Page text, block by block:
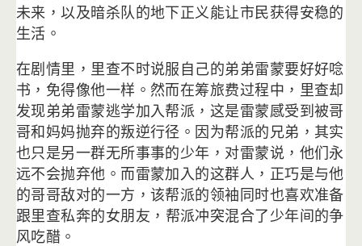
未来，以及暗杀队的地下正义能让市民获得安稳的
生活。
在剧情里，里查不时说服自己的弟弟雷蒙要好好唸
书， 免得像他一样。然而在筹旅费过程中， 里查却
发现弟弟雷蒙逃学加入帮派， 这是雷蒙感受到被哥
哥和妈妈抛弃的叛逆行径。因为帮派的兄弟， 其实
也只是另一群无所事事的少年，对雷蒙说， 他们永
远不会抛弃他。而雷蒙加入的这群人， 正巧是与他
的哥哥敌对的一方，该帮派的领袖同时也喜欢准备
跟里查私奔的女朋友， 帮派冲突混合了少年间的争
风吃醋。